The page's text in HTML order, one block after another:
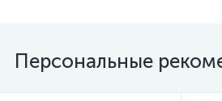
Персональные